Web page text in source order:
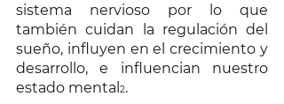
sistema nervioso por lo que
también cuidan la regulación del
sueño, influyen en el crecimiento y
desarrollo, e influencian nuestro
estado mental 2.